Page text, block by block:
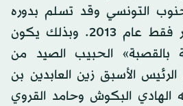
التونسي وقد تسلم بدوره
الحقيبة لمدة 9 أشهر فقط عام 2013. وبذلك يكون
الحبيب الصيد من
الأسبق زين العابدين بن
البكوش وحامد القروي